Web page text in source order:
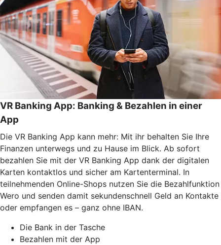
VR Banking App: Banking & Bezahlen in einer
App
Die VR Banking App kann mehr: Mit ihr behalten Sie Ihre
Finanzen unterwegs und zu Hause im Blick. Ab sofort
bezahlen Sie mit der VR Banking App dank der digitalen
Karten kontaktlos und sicher am Kartenterminal. In
teilnehmenden Online-Shops nutzen Sie die Bezahlfunktion
Wero und senden damit sekundenschnell Geld an Kontakte
oder empfangen es – ganz ohne IBAN.
Die Bank in der Tasche
Bezahlen mit der App